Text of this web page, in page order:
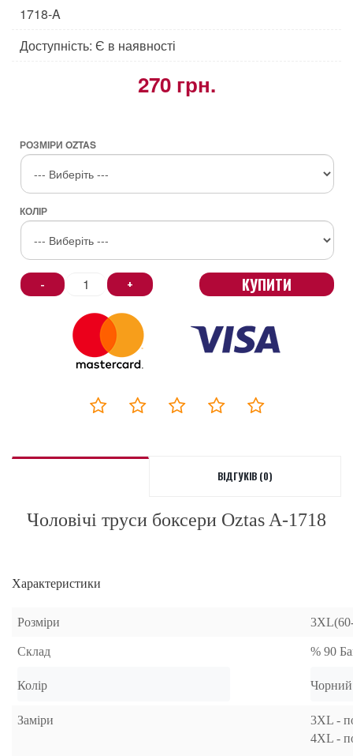
1718-A
Доступність: Є в наявності
270 грн.
РОЗМІРИ OZTAS
КОЛІР
- + КУПИТИ
ВІДГУКІВ (0)
Чоловічі труси боксери Oztas A-1718
Характеристики
Розміри
Склад
Колір
% 90
Заміри
3XL -
4XL -